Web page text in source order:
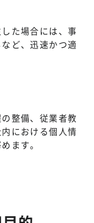
た場合には、事
ど、迅速かつ適
整備、従業者教
における個人情
ます。